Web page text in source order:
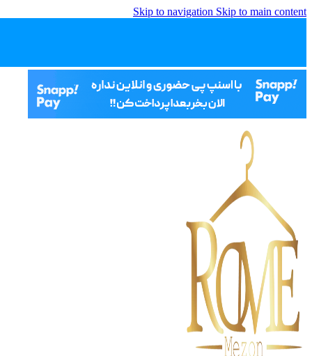
Skip to navigation Skip to main content